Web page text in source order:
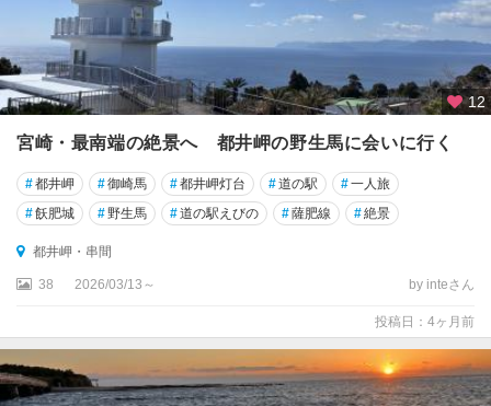
12
宮崎・最南端の絶景へ 都井岬の野生馬に会いに行く
#都井岬 #御崎馬 #都井岬灯台 #道の駅 #一人旅
#飫肥城 #野生馬 #道の駅えびの #薩肥線 #絶景
都井岬・串間
38 2026/03/13～ by inteさん
投稿日：4ヶ月前